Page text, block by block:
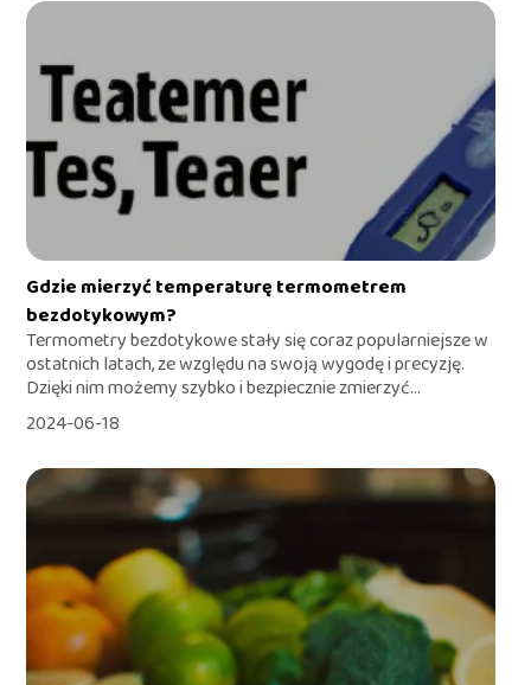
Gdzie mierzyć temperaturę termometrem
bezdotykowym?
Termometry bezdotykowe stały się coraz popularniejsze w
ostatnich latach, ze względu na swoją wygodę i precyzję.
Dzięki nim możemy szybko i bezpiecznie zmierzyć...
2024-06-18